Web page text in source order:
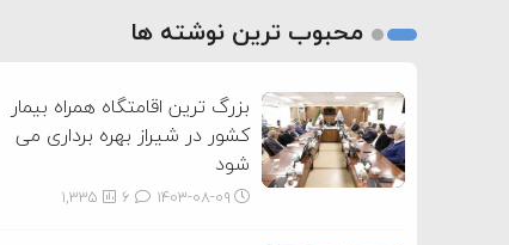
2
محبوب ترین نوشته ها
بزرگ ترین اقامتگاه همراه بیمار
کشور در شیراز بهره برداری می
شود
۱۴۰۳-۰۸-۰۹ 1,335